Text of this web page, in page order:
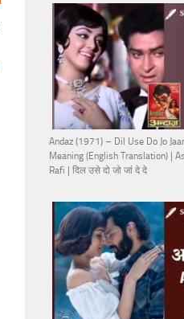
Andaz (1971) – Dil Use Do Jo
Meaning (English Translation) |
Rafi | दिल उसे दो जो जां दे दे